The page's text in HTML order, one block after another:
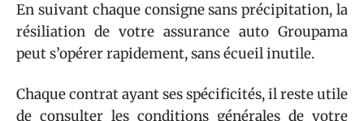
En suivant chaque consigne sans précipitation, la
résiliation de votre assurance auto Groupama
peut s’opérer rapidement, sans écueil inutile.
Chaque contrat ayant ses spécificités, il reste utile
de consulter les conditions générales de votre